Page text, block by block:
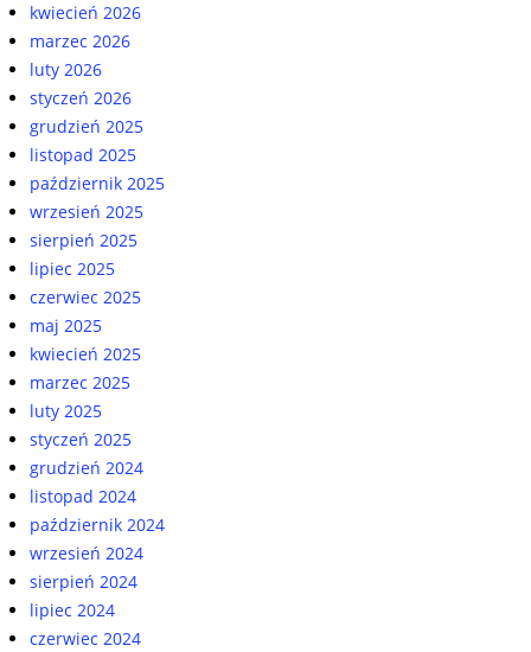
kwiecień 2026
marzec 2026
luty 2026
styczeń 2026
grudzień 2025
listopad 2025
październik 2025
wrzesień 2025
sierpień 2025
lipiec 2025
czerwiec 2025
maj 2025
kwiecień 2025
marzec 2025
luty 2025
styczeń 2025
grudzień 2024
listopad 2024
październik 2024
wrzesień 2024
sierpień 2024
lipiec 2024
czerwiec 2024